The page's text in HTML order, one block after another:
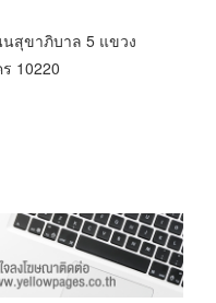
สุขาภิบาล 5 แขวง
10220